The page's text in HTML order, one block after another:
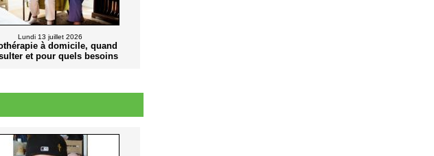
Lundi 13 juillet 2026
à domicile, quand
et pour quels besoins